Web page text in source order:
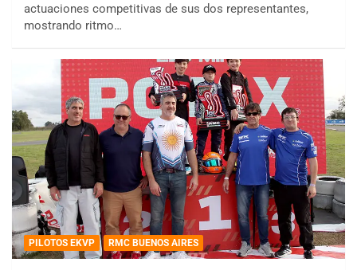
actuaciones competitivas de sus dos representantes,
mostrando ritmo…
PILOTOS EKVP RMC BUENOS AIRES